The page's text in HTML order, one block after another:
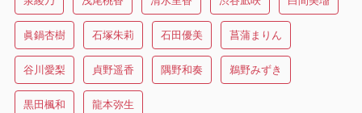
眞鍋杏樹 石塚朱莉 石田優美 菖蒲まりん
谷川愛梨 貞野遥香 隅野和奏 鵜野みずき
黒田楓和 龍本弥生